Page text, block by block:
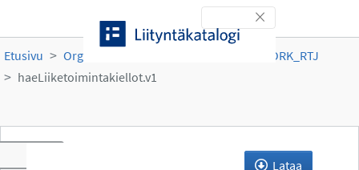
Toggle navigation
Etusivu Organisaatiot
ORK_RTJ
haeLiiketoimintakiellot.v1
Lataa